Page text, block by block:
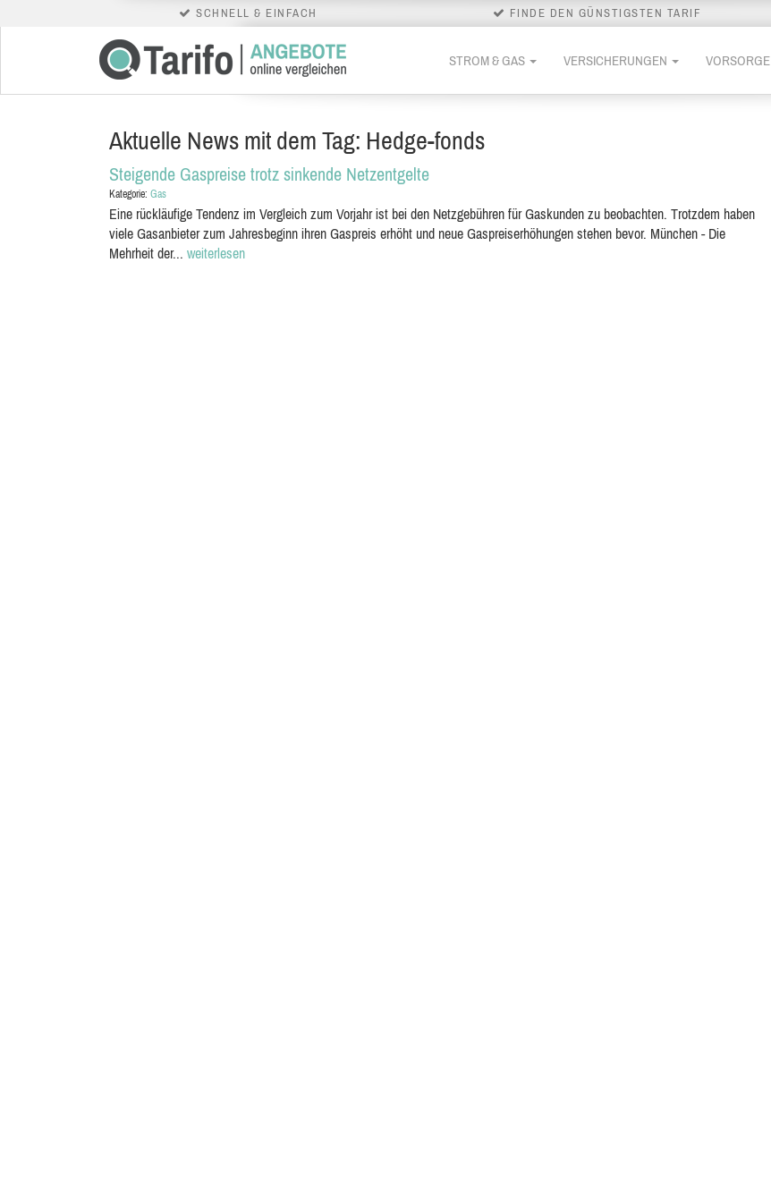
SCHNELL & EINFACH FINDE DEN GÜNSTIGSTEN TARIF
STROM & GAS VERSICHERUNGEN VORSORGE
Aktuelle News mit dem Tag: Hedge-fonds
Steigende Gaspreise trotz sinkende Netzentgelte
Kategorie: Gas
Eine rückläufige Tendenz im Vergleich zum Vorjahr ist bei den Netzgebühren für Gaskunden zu beobachten. Trotzdem haben
viele Gasanbieter zum Jahresbeginn ihren Gaspreis erhöht und neue Gaspreiserhöhungen stehen bevor. München - Die
Mehrheit der... weiterlesen